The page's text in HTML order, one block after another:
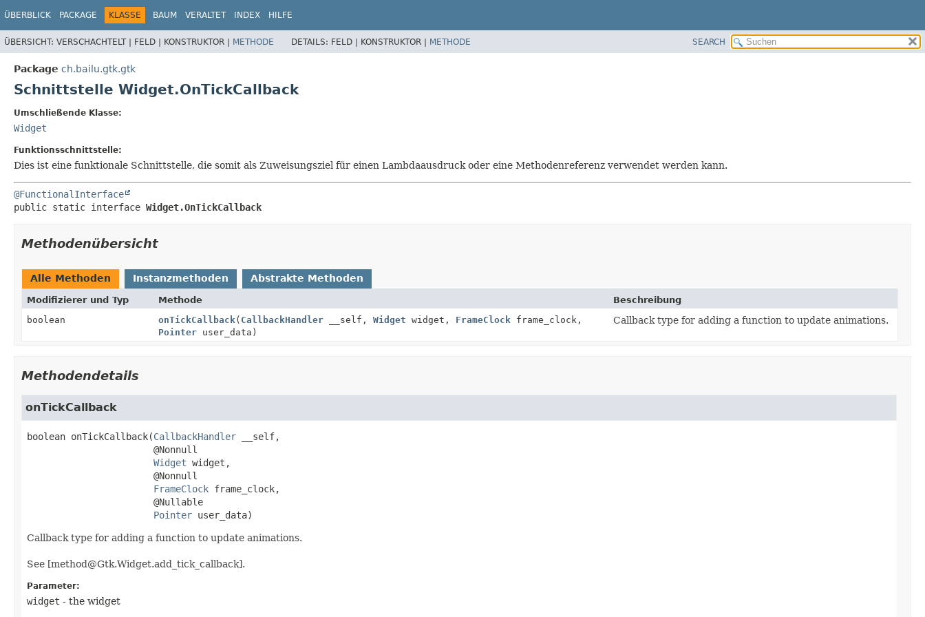
ÜBERBLICK PACKAGE KLASSE BAUM VERALTET INDEX HILFE
ÜBERSICHT: VERSCHACHTELT | FELD | KONSTRUKTOR | METHODE DETAILS: FELD | KONSTRUKTOR | METHODE SEARCH
Package ch.bailu.gtk.gtk
Schnittstelle Widget.OnTickCallback
Umschließende Klasse:
Widget
Funktionsschnittstelle:
Dies ist eine funktionale Schnittstelle, die somit als Zuweisungsziel für einen Lambdaausdruck oder eine Methodenreferenz verwendet werden kann.
@FunctionalInterface
public static interface Widget.OnTickCallback
Methodenübersicht
Alle Methoden Instanzmethoden Abstrakte Methoden
Modifizierer und Typ Methode
Beschreibung
boolean
onTickCallback ( CallbackHandler__self, Widget widget, FrameClock frame_clock,
Pointeruser_data)
Callback type for adding a function to update animations.
Methodendetails
onTickCallback
boolean onTickCallback(CallbackHandler __self,
@Nonnull
Widget widget,
@Nonnull
FrameClock frame_clock,
@Nullable
Pointer user_data)
Callback type for adding a function to update animations.
See [method@Gtk.Widget.add_tick_callback].
Parameter:
widget - the widget